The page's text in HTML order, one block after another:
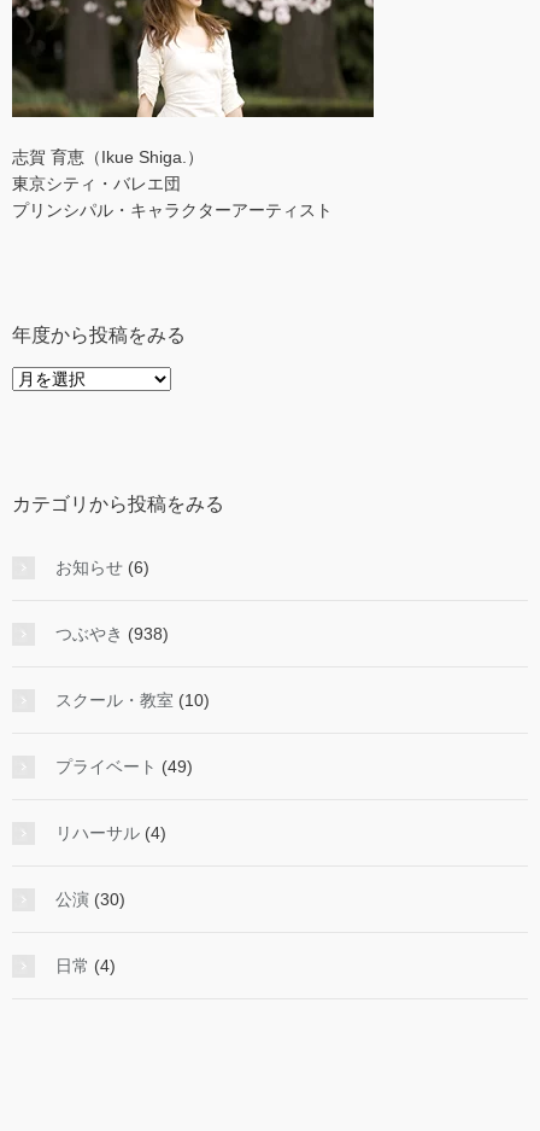
志賀 育恵（Ikue Shiga.）
東京シティ・バレエ団
プリンシパル・キャラクターアーティスト
年度から投稿をみる
年
稿
み
カテゴリから投稿をみる
お知らせ (6)
つぶやき (938)
スクール・教室 (10)
プライベート (49)
リハーサル (4)
公演 (30)
日常 (4)